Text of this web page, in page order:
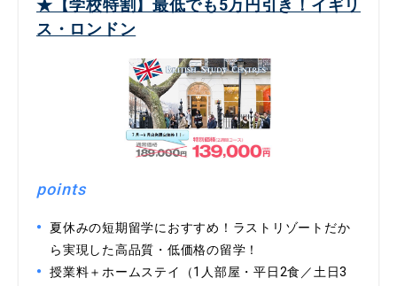
★【学校特割】最低でも5万円引き！イギリ
ス・ロンドン
points
夏休みの短期留学におすすめ！ラストリゾートだか
ら実現した高品質・低価格の留学！
授業料＋ホームステイ（1人部屋・平日2食／土日3